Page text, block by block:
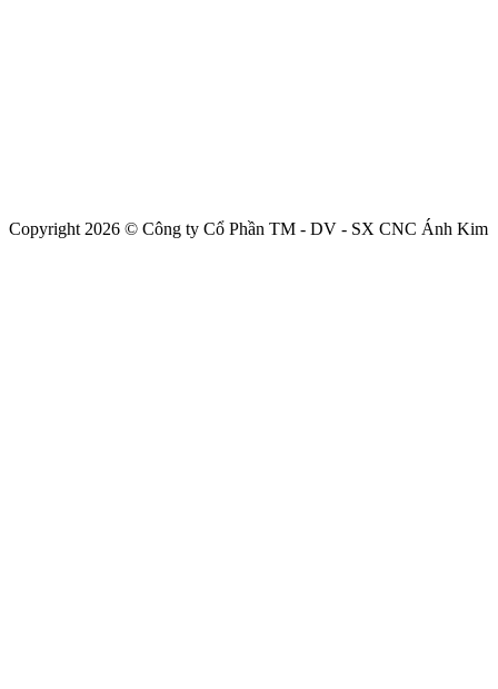
Copyright 2026 © Công ty Cổ Phần TM - DV - SX CNC Ánh Kim